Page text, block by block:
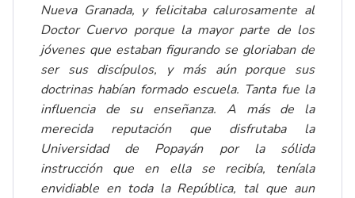
Nueva Granada, y felicitaba calurosamente al
Doctor Cuervo porque la mayor parte de los
jóvenes que estaban figurando se gloriaban de
ser sus discípulos, y más aún porque sus
doctrinas habían formado escuela. Tanta fue la
influencia de su enseñanza. A más de la
merecida reputación que disfrutaba la
Universidad de Popayán por la sólida
instrucción que en ella se recibía, teníala
envidiable en toda la República, tal que aun